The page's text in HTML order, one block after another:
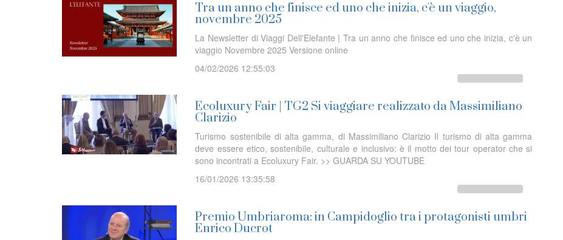
Tra un anno che finisce ed uno che inizia, c'è un viaggio,
novembre 2025
La Newsletter di Viaggi Dell'Elefante | Tra un anno che finisce ed uno che inizia, c'è un
viaggio Novembre 2025 Versione online
04/02/2026 12:55:03
Ecoluxury Fair | TG2 Si viaggiare realizzato da Massimiliano
Clarizio
Turismo sostenibile di alta gamma, di Massimiliano Clarizio Il turismo di alta gamma
deve essere etico, sostenibile, culturale e inclusivo: è il motto dei tour operator che si
sono incontrati a Ecoluxury Fair. >> GUARDA SU YOUTUBE
16/01/2026 13:35:58
Premio Umbriaroma: in Campidoglio tra i protagonisti umbri
Enrico Ducrot